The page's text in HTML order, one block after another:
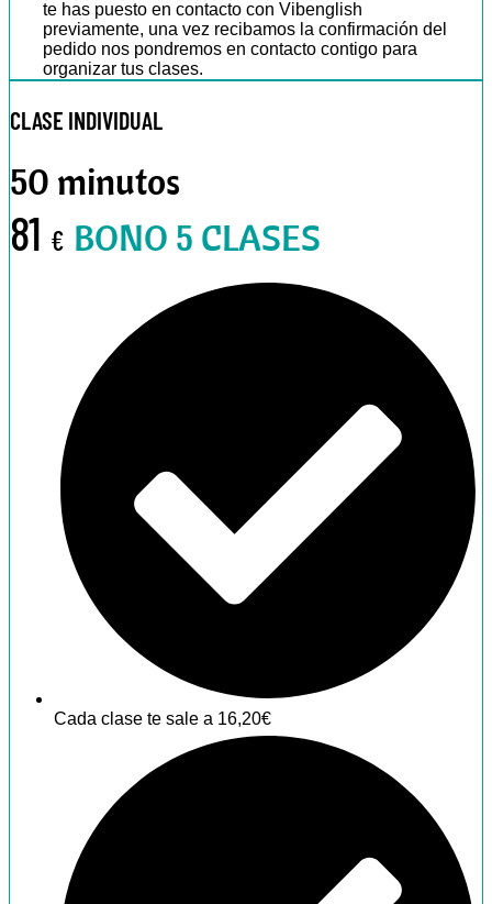
te has puesto en contacto con Vibenglish
previamente, una vez recibamos la confirmación del
pedido nos pondremos en contacto contigo para
organizar tus clases.
CLASE INDIVIDUAL
50 minutos
81 € BONO 5 CLASES
Cada clase te sale a 16,20€